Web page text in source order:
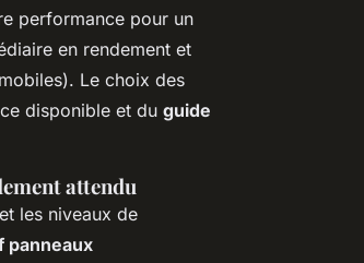
performance pour un
en rendement et
Le choix des
disponible et du guide
attendu
les niveaux de
panneaux